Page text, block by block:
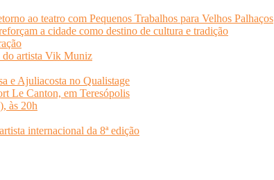
ao teatro com Pequenos Trabalhos para Velhos Palhaços
a cidade como destino de cultura e tradição
do artista Vik Muniz
e Ajuliacosta no Qualistage
Le Canton, em Teresópolis
às 20h
internacional da 8ª edição